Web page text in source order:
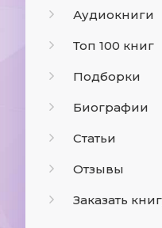
Аудиокниги
Топ 100 книг
Подборки
Биографии
Статьи
Отзывы
Заказать